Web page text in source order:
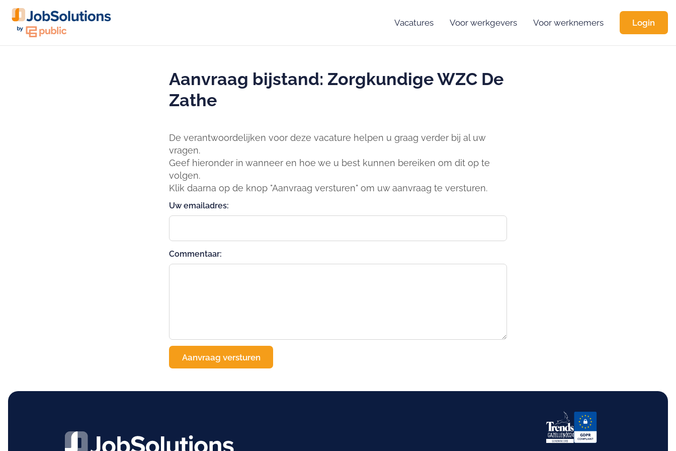
Vacatures Voor werkgevers Voor werknemers Login
Aanvraag bijstand: Zorgkundige WZC De
Zathe
De verantwoordelijken voor deze vacature helpen u graag verder bij al uw
vragen.
Geef hieronder in wanneer en hoe we u best kunnen bereiken om dit op te
volgen.
Klik daarna op de knop "Aanvraag versturen" om uw aanvraag te versturen.
Uw emailadres:
Commentaar: